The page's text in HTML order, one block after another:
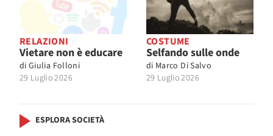
RELAZIONI
Vietare non è educare
di Giulia Folloni
29 Luglio 2026
COSTUME
Selfando sulle onde
di Marco Di Salvo
29 Luglio 2026
ESPLORA SOCIETÀ